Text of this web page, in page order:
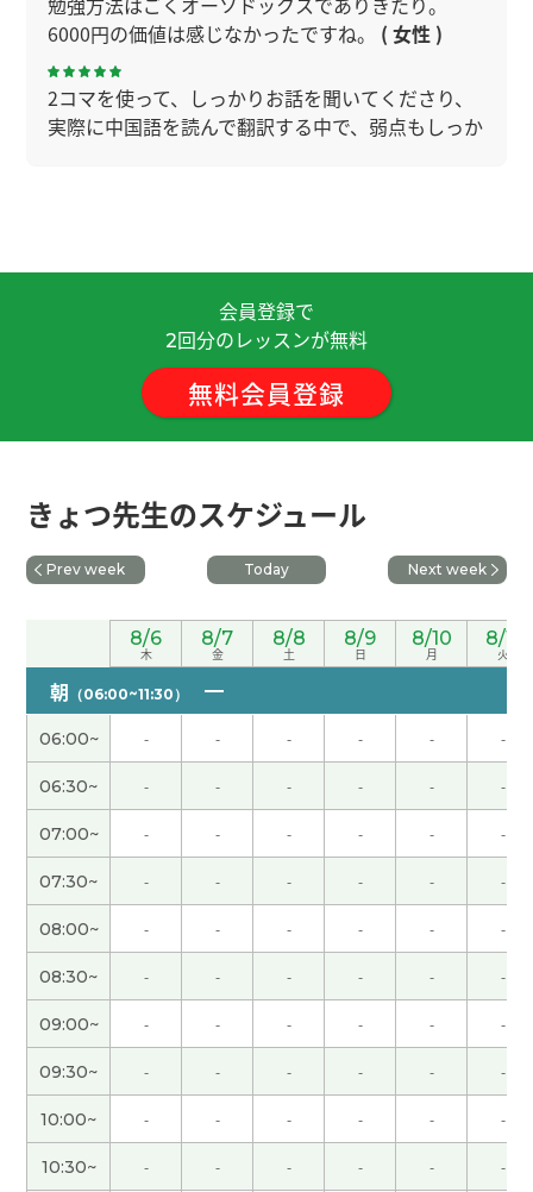
6000円の価値は感じなかったですね。 ( 女性 )
2コマを使って、しっかりお話を聞いてくださり、
実際に中国語を読んで翻訳する中で、弱点もしっか
外国語習得において何が重要なポイントか丁寧に
教えて頂くことができました。ありがとうございま
これからどうやって勉強したらよいのか、教材は何
を使えば良いのか、具体的に助言を頂き大変あり
おかげさまで、今後の学習方針を立て、悩みを解決
なりました。 自分のペースを整えつつ、頑張って
みようと思います。 ありがとうございました。
お話しして、スッキリしました。ありがとうござい
ました。( 50代 女性 )
先生、ありがとうございました！ 事前に丁寧にご
質問いただき、熱意を感じました。 2コマ連続でじ
っくり教えていただいて、本当によかったです。感
謝でいっぱいです！
先生、ありがとうございました！ これからの中国
語の勉強が、とても明確になり、先生との出会いは
宝物です！ すばらしいアドヴァイスをありがとう
ございました。
我会努力的。 ( 60代 男性 )
会員登録で
2回分のレッスンが無料
無料会員登録
きょつ先生のスケジュール
Prev week Today Next week
8/6
木
8/7
金
8/8
土
8/9
日
8/10
月
8/11
火
朝 （06:00~11:30）
06:00~ - - - - - -
06:30~ - - - - - -
07:00~ - - - - - -
07:30~ - - - - - -
08:00~ - - - - - -
08:30~ - - - - - -
09:00~ - - - - - -
09:30~ - - - - - -
10:00~ - - - - - -
10:30~ - - - - - -